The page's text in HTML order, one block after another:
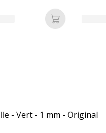
Ajouter au
- Vert - 1 mm - Original